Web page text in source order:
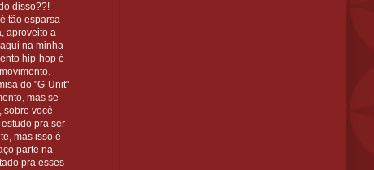
disso??!
tão esparsa
aproveito a
na minha
hip-hop é
do "G-Unit"
mas se
sobre você
pra ser
mas isso é
parte na
pra esses